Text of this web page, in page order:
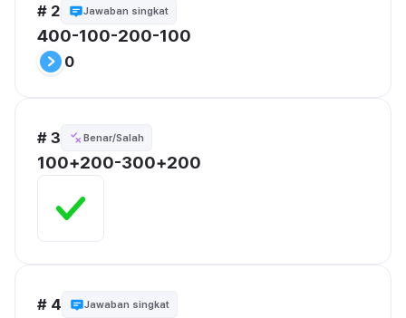
# 2 Jawaban singkat
400-100-200-100
0
# 3 Benar/Salah
100+200-300+200
# 4 Jawaban singkat